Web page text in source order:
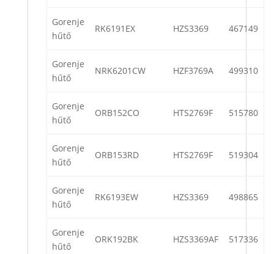
Gorenje
hűtő
RK6191EX HZS3369 467149
Gorenje
hűtő
NRK6201CW HZF3769A 499310
Gorenje
hűtő
ORB152CO HTS2769F 515780
Gorenje
hűtő
ORB153RD HTS2769F 519304
Gorenje
hűtő
RK6193EW HZS3369 498865
Gorenje
hűtő
ORK192BK HZS3369AF 517336